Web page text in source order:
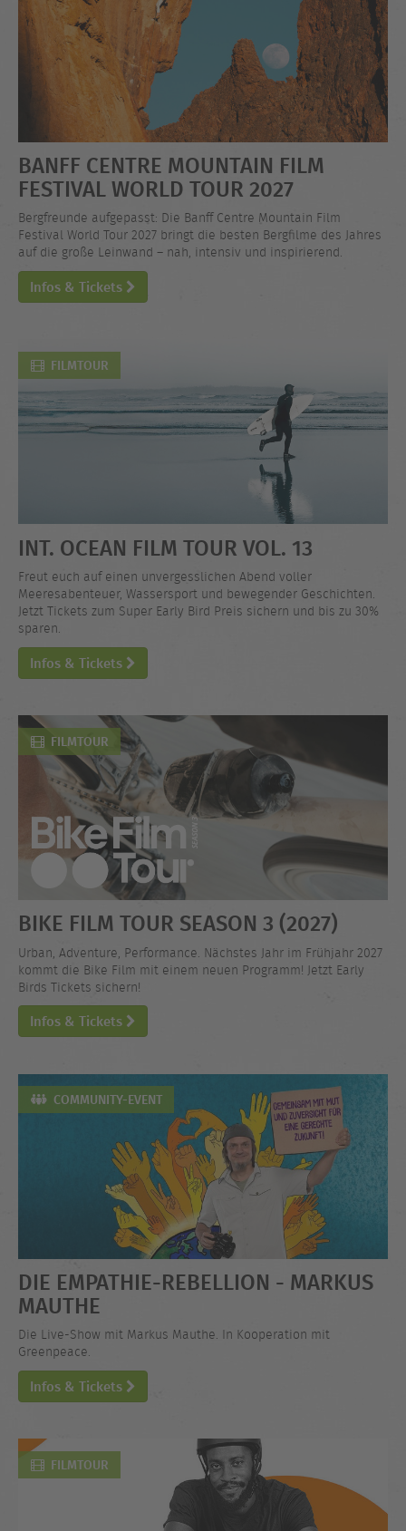
BANFF CENTRE MOUNTAIN FILM
FESTIVAL WORLD TOUR 2027
Bergfreunde aufgepasst: Die Banff Centre Mountain Film
Festival World Tour 2027 bringt die besten Bergfilme des Jahres
auf die große Leinwand – nah, intensiv und inspirierend.
Infos & Tickets
FILMTOUR
INT. OCEAN FILM TOUR VOL. 13
Freut euch auf einen unvergesslichen Abend voller
Meeresabenteuer, Wassersport und bewegender Geschichten.
Jetzt Tickets zum Super Early Bird Preis sichern und bis zu 30%
sparen.
Infos & Tickets
FILMTOUR
BIKE FILM TOUR SEASON 3 (2027)
Urban, Adventure, Performance. Nächstes Jahr im Frühjahr 2027
kommt die Bike Film mit einem neuen Programm! Jetzt Early
Birds Tickets sichern!
Infos & Tickets
COMMUNITY-EVENT
DIE EMPATHIE-REBELLION - MARKUS
MAUTHE
Die Live-Show mit Markus Mauthe. In Kooperation mit
Greenpeace.
Infos & Tickets
FILMTOUR